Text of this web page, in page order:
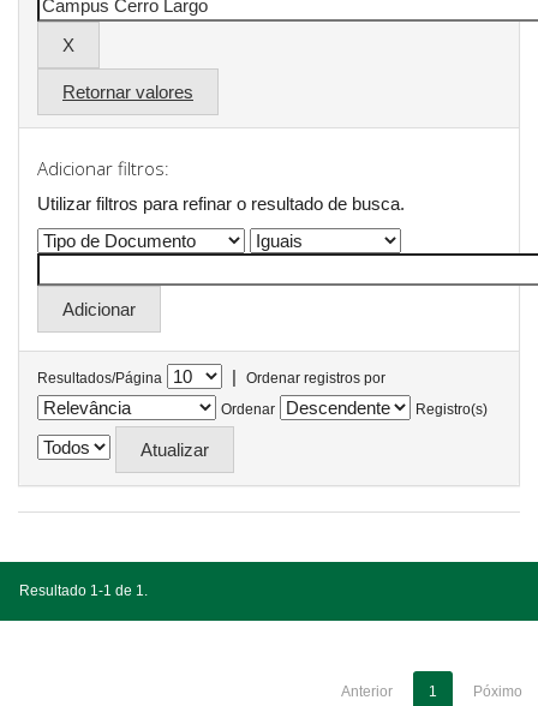
Retornar valores
Adicionar filtros:
Utilizar filtros para refinar o resultado de busca.
Resultados/Página |
Ordenar registros por
Ordenar
Registro(s)
Resultado 1-1 de 1.
Anterior 1 Póximo